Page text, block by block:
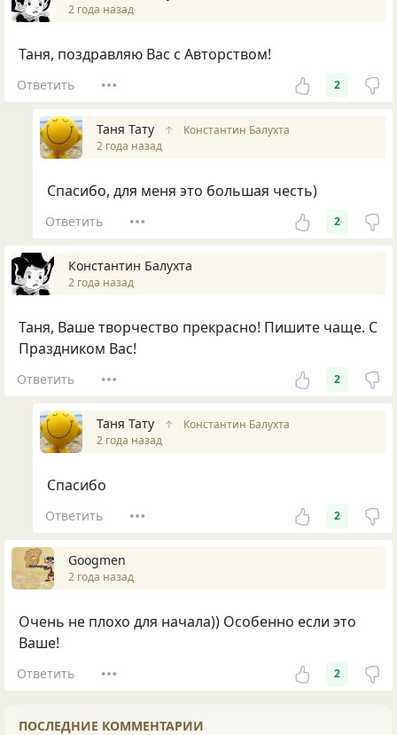
2 года назад
Таня, поздравляю Вас с Авторством!
Ответить 2
Таня Тату ↑
Константин Балухта
2 года назад
Спасибо, для меня это большая честь)
Ответить 2
Константин Балухта
2 года назад
Таня, Ваше творчество прекрасно! Пишите чаще. С
Праздником Вас!
Ответить 2
Таня Тату ↑
Константин Балухта
2 года назад
Спасибо
Ответить 2
Googmen
2 года назад
Очень не плохо для начала)) Особенно если это
Ваше!
Ответить 2
ПОСЛЕДНИЕ КОММЕНТАРИИ